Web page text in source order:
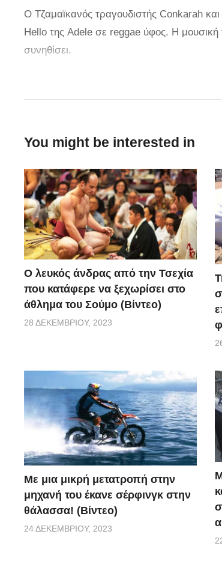
Ο Τζαμαϊκανός τραγουδιστής Conkarah
Hello της Adele σε reggae ύφος. Η
συνηθίσει.
You might be interested in
Ο λευκός άνδρας από την Τσεχία
που κατάφερε να ξεχωρίσει στο
άθλημα του Σούμο (Βίντεο)
28 ΔΕΚΕΜΒΡΊΟΥ, 2023
Με μια μικρή μετατροπή στην
μηχανή του έκανε σέρφινγκ στην
θάλασσα! (Βίντεο)
24 ΔΕΚΕΜΒΡΊΟΥ, 2023